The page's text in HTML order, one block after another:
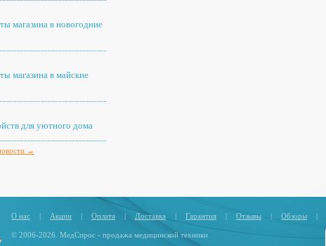
магазина в новогодние
магазина в майские
для уютного дома
→
О нас | Акции | Оплата | Доставка | Гарантия | Отзывы | Обзоры |
© 2006-2026. МедСпрос - продажа медицинской техники